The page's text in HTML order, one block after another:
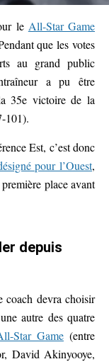
le All-Star Game
que les votes
au grand public
a pu être
35e victoire de la
101).
Est, c’est donc
pour l’Ouest,
place avant
depuis
coach devra choisir
autre des quatre
Star Game (entre
David Akinyooye,